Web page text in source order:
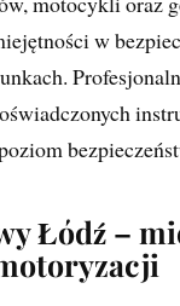
w
Łódź –